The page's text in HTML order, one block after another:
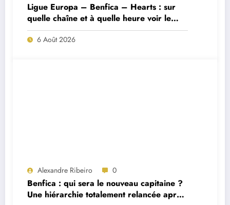
Ligue Europa – Benfica – Hearts : sur
quelle chaîne et à quelle heure voir le
match ?
6 Août 2026
Alexandre Ribeiro 0
Benfica : qui sera le nouveau capitaine ?
Une hiérarchie totalement relancée après